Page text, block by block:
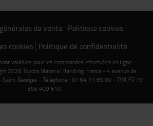
de vente Politique cookies
cookies Politique de confidentialité
valables pour les commandes effectuées en ligne
2026 Toyota Material Handling France - 4 avenue de
Georges - Téléphone : 01 64 77 85 00 - TVA FR 75
303 409 619